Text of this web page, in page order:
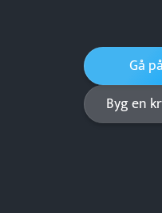
Gå
Byg en